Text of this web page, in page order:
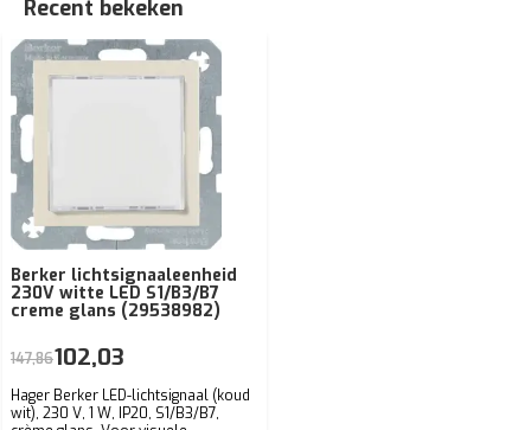
Recent bekeken
Berker lichtsignaaleenheid
230V witte LED S1/B3/B7
creme glans (29538982)
Hager Berker LED-lichtsignaal (koud
wit), 230 V, 1 W, IP20, S1/B3/B7,
147,86102,03